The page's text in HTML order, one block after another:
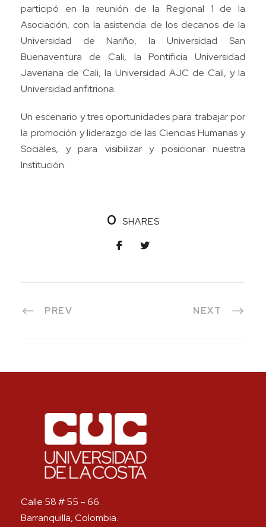
participó en la reunión de la Regional 1 de la
Asociación, con la asistencia de los decanos de la
Universidad de Nariño, la Universidad San
Buenaventura de Cali, la Pontificia Universidad
Javeriana de Cali, la Universidad AJC de Cali, y la
Universidad anfitriona.
Un escenario y tres oportunidades para trabajar por
la promoción y liderazgo de las Ciencias Humanas y
Sociales, y para visibilizar y posicionar nuestra
Institución.
0 SHARES
PREV NEXT
Calle 58 # 55 – 66.
Barranquilla, Colombia.